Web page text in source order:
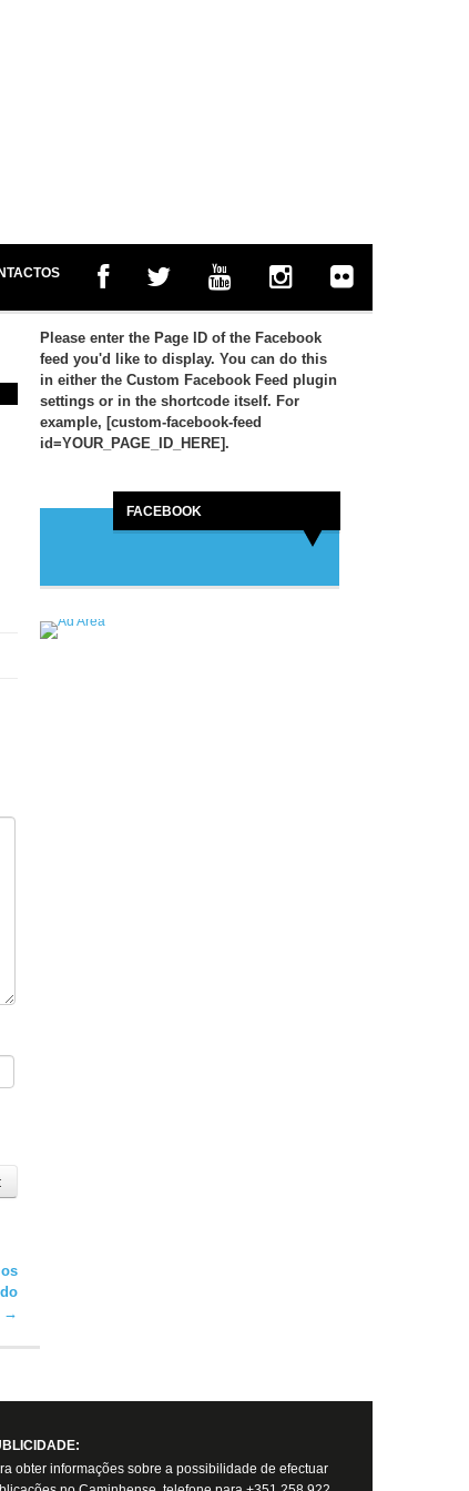
→
Please enter the Page ID of the Facebook
feed you'd like to display. You can do this
in either the Custom Facebook Feed plugin
settings or in the shortcode itself. For
example, [custom-facebook-feed
id=YOUR_PAGE_ID_HERE].
FACEBOOK
obter informações sobre a possibilidade de efectuar